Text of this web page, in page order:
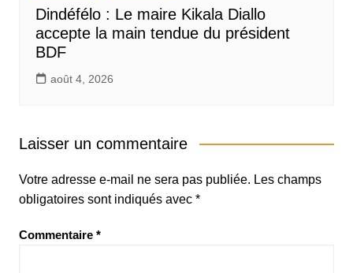
Dindéfélo : Le maire Kikala Diallo
accepte la main tendue du président
BDF
août 4, 2026
Laisser un commentaire
Votre adresse e-mail ne sera pas publiée. Les champs
obligatoires sont indiqués avec *
Commentaire *